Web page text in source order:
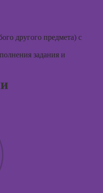
другого предмета) с
задания и